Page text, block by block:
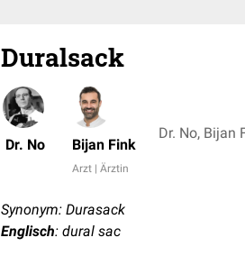
Duralsack
Dr. No Bijan Fink
Arzt | Ärztin
Dr. No, Bijan
Synonym: Durasack
Englisch: dural sac